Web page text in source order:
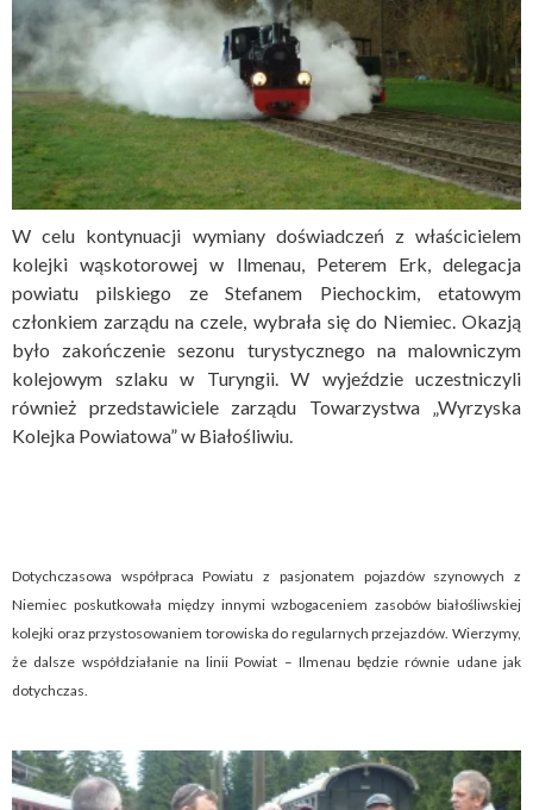
W celu kontynuacji wymiany doświadczeń z właścicielem
kolejki wąskotorowej w Ilmenau, Peterem Erk, delegacja
powiatu pilskiego ze Stefanem Piechockim, etatowym
członkiem zarządu na czele, wybrała się do Niemiec. Okazją
było zakończenie sezonu turystycznego na malowniczym
kolejowym szlaku w Turyngii. W wyjeździe uczestniczyli
również przedstawiciele zarządu Towarzystwa „Wyrzyska
Kolejka Powiatowa” w Białośliwiu.
Dotychczasowa współpraca Powiatu z pasjonatem pojazdów szynowych z
Niemiec poskutkowała między innymi wzbogaceniem zasobów białośliwskiej
kolejki oraz przystosowaniem torowiska do regularnych przejazdów. Wierzymy,
że dalsze współdziałanie na linii Powiat – Ilmenau będzie równie udane jak
dotychczas.